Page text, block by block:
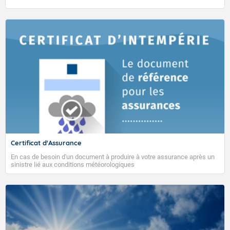
TENDANCE MÉTÉO MENSUELLE DU 27 AVRIL AU 24
VIGILANCE ROUGE
Certificat d'Assurance
En cas de besoin d'un document à produire à votre assurance après un
sinistre lié aux conditions météorologiques